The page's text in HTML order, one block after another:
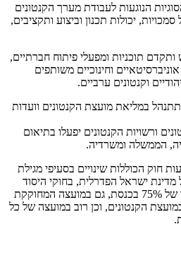
הנוגעות לעבודת מערך הקנטונים
יכולות תכנון וביצוע ותקציבים,
תוכניות ומפעלי פיתוח חברתיים,
וחינוכיים משותפים
וקנטונים ערביים.
במליאת מועצת הקנטונים וועדות
ורשויות הקנטונים יפעלו בתיאום
הממשלה ומשרדיה.
חוק הכוללות שינויים בסעיפי מגילת
ישראל הפדרלית, בחוקי היסוד
ובסמלי המדינה יחייב רוב מיוחד של 75% בכנסת, גם במועצה המחוקקת
וגם במועצת הקנטונים, וכן רוב במועצה של כל